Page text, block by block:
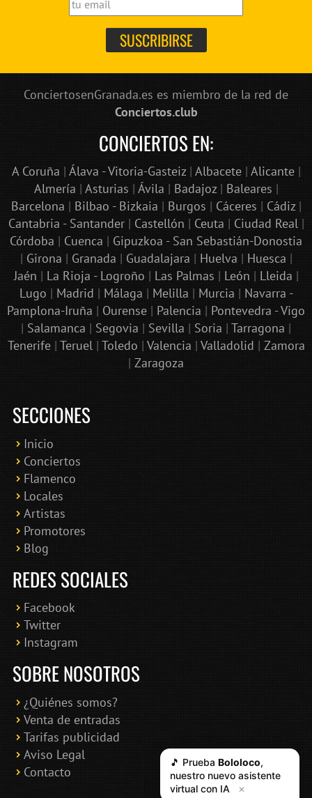
ConciertosenGranada.es es miembro de la red de
Conciertos.club
CONCIERTOS EN:
A Coruña | Álava - Vitoria-Gasteiz| Albacete| Alicante|
Almería | Asturias | Ávila | Badajoz| Baleares |
Barcelona | Bilbao - Bizkaia | Burgos | Cáceres | Cádiz|
Cantabria - Santander| Castellón | Ceuta | Ciudad Real|
Córdoba | Cuenca | Gipuzkoa - San Sebastián-Donostia
| Girona | Granada | Guadalajara | Huelva | Huesca |
Jaén | La Rioja - Logroño | Las Palmas | León | Lleida |
Lugo | Madrid | Málaga | Melilla | Murcia | Navarra -
Pamplona-Iruña | Ourense | Palencia | Pontevedra - Vigo
| Salamanca | Segovia | Sevilla | Soria | Tarragona |
Tenerife| Teruel| Toledo | Valencia | Valladolid | Zamora
| Zaragoza
SECCIONES
Inicio
Conciertos
Flamenco
Locales
Artistas
Promotores
Blog
REDES SOCIALES
Facebook
Twitter
Instagram
SOBRE NOSOTROS
¿Quiénes somos?
Venta de entradas
Tarifas publicidad
Aviso Legal
Contacto
🎵 Prueba Bololoco,
nuestro nuevo asistente
virtual con IA
✕